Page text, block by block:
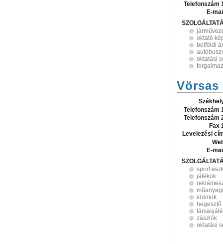
Telefonszám
E-
oktató
belföldi
oktatási
Telefonszám
Telefonszám
Fax
Levelezési
E-
sport
játékok
idomok
zászlók
oktatási